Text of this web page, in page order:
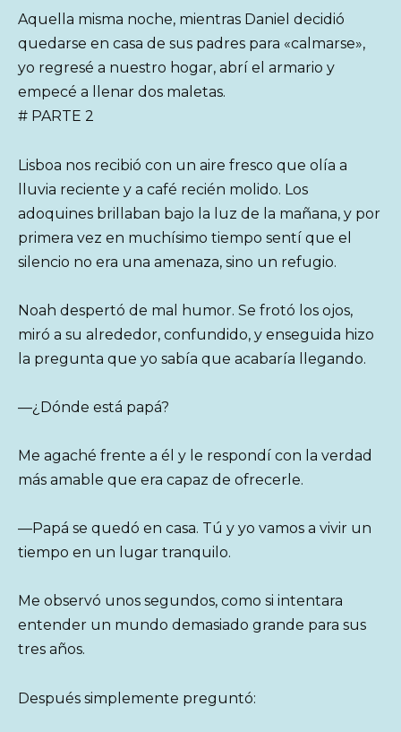
Aquella misma noche, mientras Daniel decidió
quedarse en casa de sus padres para «calmarse»,
yo regresé a nuestro hogar, abrí el armario y
empecé a llenar dos maletas.
# PARTE 2
Lisboa nos recibió con un aire fresco que olía a
lluvia reciente y a café recién molido. Los
adoquines brillaban bajo la luz de la mañana, y por
primera vez en muchísimo tiempo sentí que el
silencio no era una amenaza, sino un refugio.
Noah despertó de mal humor. Se frotó los ojos,
miró a su alrededor, confundido, y enseguida hizo
la pregunta que yo sabía que acabaría llegando.
—¿Dónde está papá?
Me agaché frente a él y le respondí con la verdad
más amable que era capaz de ofrecerle.
—Papá se quedó en casa. Tú y yo vamos a vivir un
tiempo en un lugar tranquilo.
Me observó unos segundos, como si intentara
entender un mundo demasiado grande para sus
tres años.
Después simplemente preguntó: